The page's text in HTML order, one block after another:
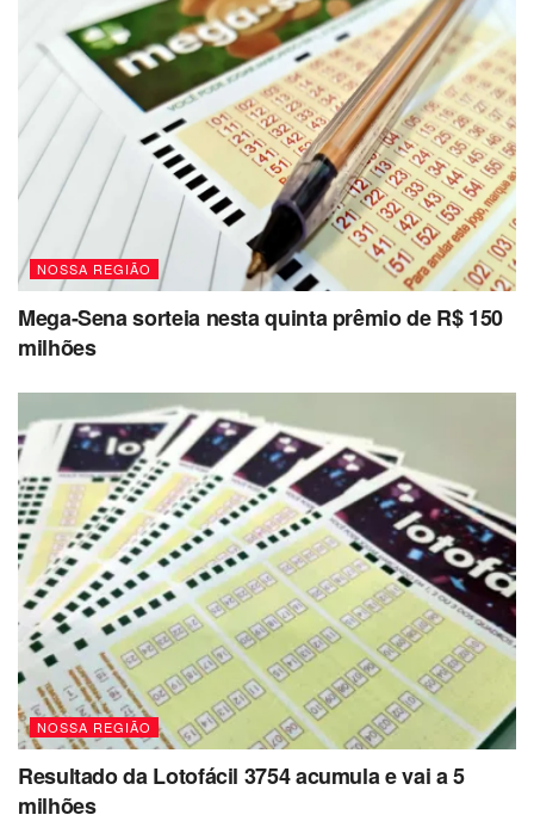
NOSSA REGIÃO
Mega-Sena sorteia nesta quinta prêmio de R$ 150
milhões
NOSSA REGIÃO
Resultado da Lotofácil 3754 acumula e vai a 5
milhões